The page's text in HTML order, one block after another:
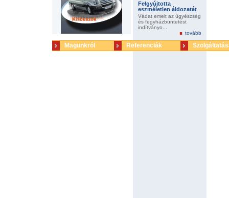
Felgyújtotta
eszméletlen áldozatát
Vádat emelt az ügyészség
és fegyházbüntetést
indítványo...
tovább
Magunkról Referenciák